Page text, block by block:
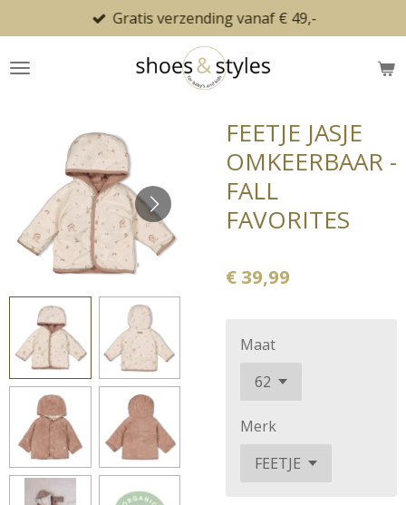
direct
naar
Gratis verzending vanaf € 49,-
FEETJE JASJE
OMKEERBAAR -
FALL
FAVORITES
€ 39,99
Maat
Merk